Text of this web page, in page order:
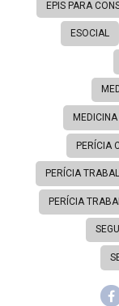
EPIS PARA
ESOCIAL
PERÍCIA
PERÍCIA
PERÍCIA